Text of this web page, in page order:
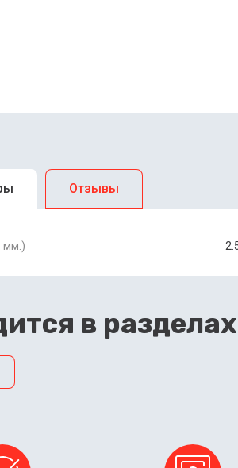
Отзывы
мм.)
в разделах